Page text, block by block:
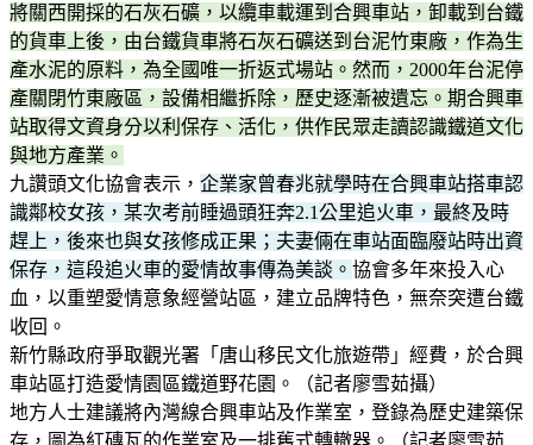
將關西開採的石灰石礦，以纜車載運到合興車站，卸載到台鐵
的貨車上後，由台鐵貨車將石灰石礦送到台泥竹東廠，作為生
產水泥的原料，為全國唯一折返式場站。然而，2000年台泥停
產關閉竹東廠區，設備相繼拆除，歷史逐漸被遺忘。期合興車
站取得文資身分以利保存、活化，供作民眾走讀認識鐵道文化
與地方產業。
九讚頭文化協會表示， 企業家曾春兆就學時在合興車站搭車認
識鄰校女孩，某次考前睡過頭狂奔2.1公里追火車，最終及時
趕上，後來也與女孩修成正果；夫妻倆在車站面臨廢站時出資
保存，這段追火車的愛情故事傳為美談。 協會多年來投入心
血，以重塑愛情意象經營站區，建立品牌特色，無奈突遭台鐵
收回。
新竹縣政府爭取觀光署「唐山移民文化旅遊帶」經費，於合興
車站區打造愛情園區鐵道野花園。（記者廖雪茹攝）
地方人士建議將內灣線合興車站及作業室，登錄為歷史建築保
存，圖為紅磚瓦的作業室及一排舊式轉轍器。（記者廖雪茹